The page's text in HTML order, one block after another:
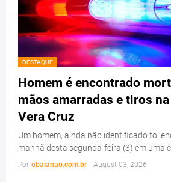
DESTAQUE
Homem é encontrado
mãos amarradas e tiros
Vera Cruz
Um homem, ainda não identificado foi
manhã desta segunda-feira (3) em uma
Por obaianao.com.br - August 03, 2026